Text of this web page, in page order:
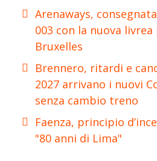
Arenaways, consegnata
003 con la nuova
Bruxelles
Brennero, ritardi e
2027 arrivano i nuovi
senza cambio treno
Faenza, principio
"80 anni di Lima"